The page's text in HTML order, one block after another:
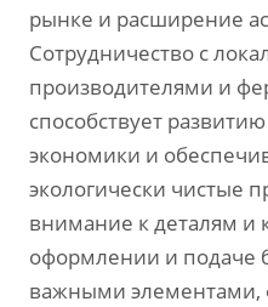
рынке и расширение
Сотрудничество с
производителями и
способствует
экономики и
экологически чистые
внимание к деталям и
оформлении и подаче
важными